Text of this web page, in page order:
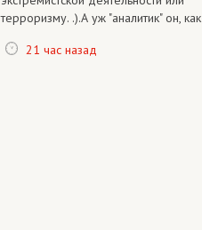
терроризму. .).А уж "аналитик" он, как
21 час назад